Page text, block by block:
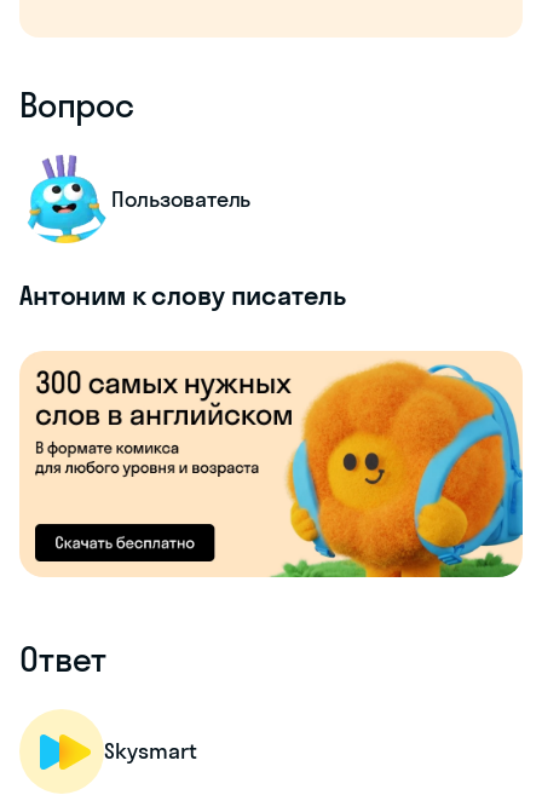
Вопрос
Пользователь
Антоним к слову писатель
Ответ
Skysmart